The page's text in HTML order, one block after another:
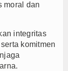
moral dan
integritas
komitmen